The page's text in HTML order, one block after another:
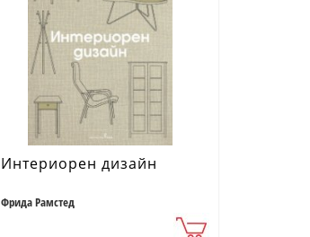
Интериорен дизайн
Фрида Рамстед